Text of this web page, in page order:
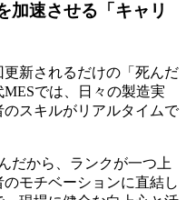
加速させる「キャリ
新されるだけの「死んだ
では、日々の製造実
スキルがリアルタイムで
だから、ランクが一つ上
モチベーションに直結し